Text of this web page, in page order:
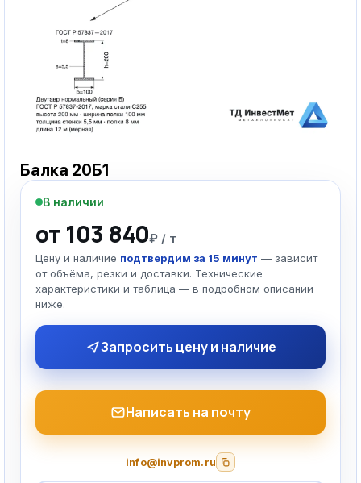
Балка 20Б1
В наличии
от 103 840₽ / т
Цену и наличие подтвердим за 15 минут — зависит
от объёма, резки и доставки. Технические
характеристики и таблица — в подробном описании
ниже.
Запросить цену и наличие
Написать на почту
info@invprom.ru